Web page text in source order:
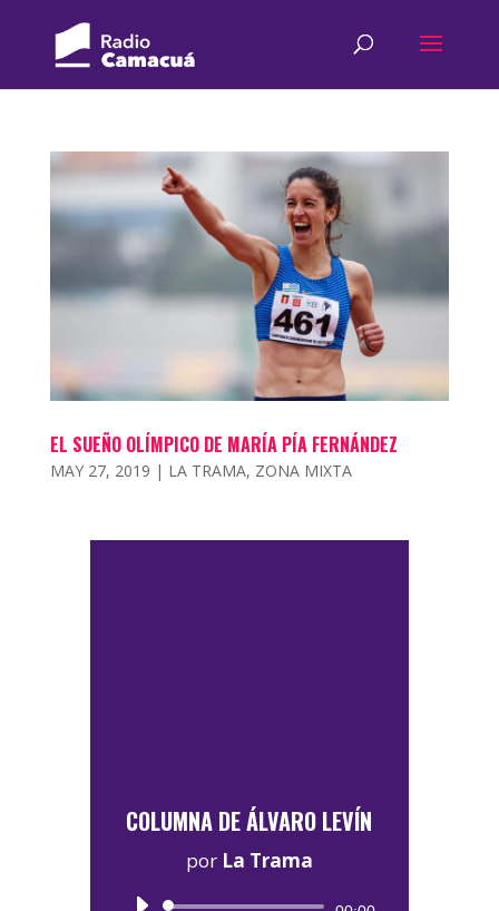
EL SUEÑO OLÍMPICO DE MARÍA PÍA FERNÁNDEZ
MAY 27, 2019 | LA TRAMA, ZONA MIXTA
COLUMNA DE ÁLVARO LEVÍN
por La Trama